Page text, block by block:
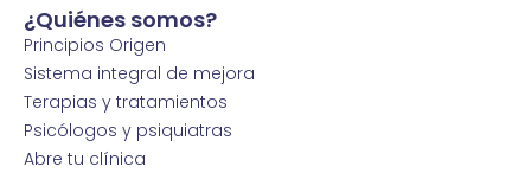
¿Quiénes somos?
Principios Origen
Sistema integral de mejora
Terapias y tratamientos
Psicólogos y psiquiatras
Abre tu clínica